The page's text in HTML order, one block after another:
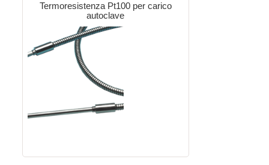
Termoresistenza Pt100 per carico
autoclave